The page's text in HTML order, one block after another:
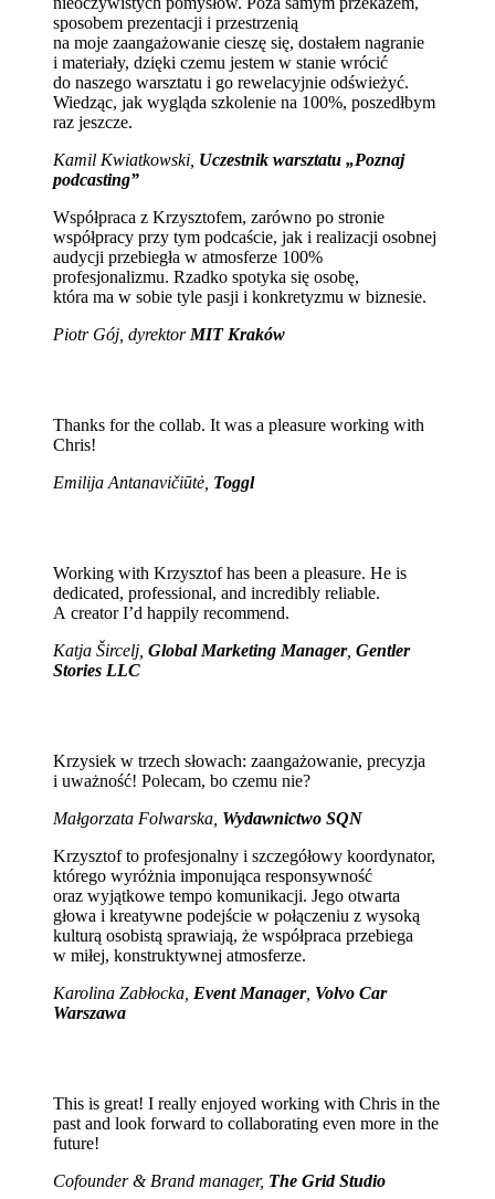
sposobem prezentacji i przestrzenią
na moje zaangażowanie cieszę się, dostałem nagranie
i materiały, dzięki czemu jestem w stanie wrócić
do naszego warsztatu i go rewelacyjnie odświeżyć.
Wiedząc, jak wygląda szkolenie na 100%, poszedłbym
raz jeszcze.
Kamil Kwiatkowski, Uczestnik warsztatu „Poznaj
podcasting”
Współpraca z Krzysztofem, zarówno po stronie
współpracy przy tym podcaście, jak i realizacji osobnej
audycji przebiegła w atmosferze 100%
profesjonalizmu. Rzadko spotyka się osobę,
która ma w sobie tyle pasji i konkretyzmu w biznesie.
Piotr Gój, dyrektorMIT Kraków
Thanks for the collab. It was a pleasure working with
Chris!
Emilija Antanavičiūtė, Toggl
Working with Krzysztof has been a pleasure. He is
dedicated, professional, and incredibly reliable.
A creator I’d happily recommend.
Katja Šircelj, Global Marketing Manager, Gentler
Stories LLC
Krzysiek w trzech słowach: zaangażowanie, precyzja
i uważność! Polecam, bo czemu nie?
Małgorzata Folwarska, Wydawnictwo SQN
Krzysztof to profesjonalny i szczegółowy koordynator,
którego wyróżnia imponująca responsywność
oraz wyjątkowe tempo komunikacji. Jego otwarta
głowa i kreatywne podejście w połączeniu z wysoką
kulturą osobistą sprawiają, że współpraca przebiega
w miłej, konstruktywnej atmosferze.
Karolina Zabłocka, Event Manager, Volvo Car
Warszawa
This is great! I really enjoyed working with Chris in the
past and look forward to collaborating even more in the
future!
Cofounder & Brand manager, The Grid Studio